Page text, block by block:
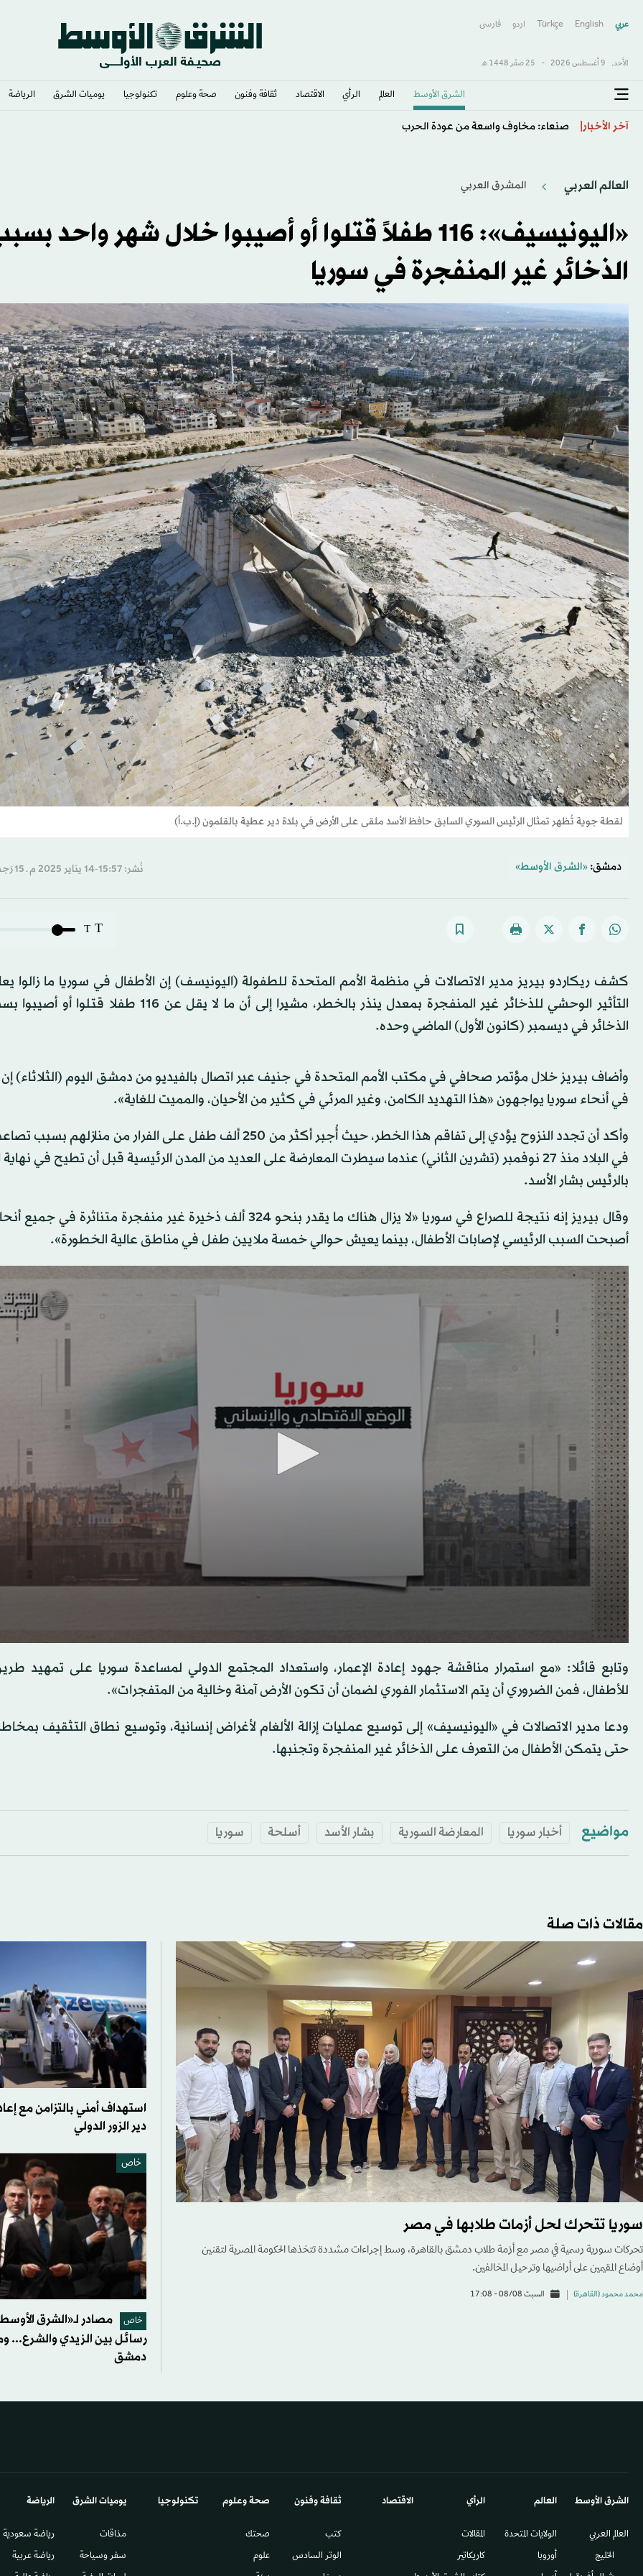
عربي English
Türkçe اردو فارسى
الأحد, 9 أغسطس 2026 - 25 صفَر 1448 هـ
الشرق الأوسط​ العالم الرأي الاقتصاد ثقافة وفنون صحة وعلوم تكنولوجيا يوميات الشرق​ الرياضة
آخر الأخبار قبرص لتصدير غاز حقل «كرونوس» لأوروبا عبر مصر في 2028
العالم العربي المشرق العربي
«اليونيسيف»: 116 طفلاً قتلوا أو أصيبوا خلال شهر واحد
الذخائر غير المنفجرة في سوريا
لقطة جوية تُظهر تمثال الرئيس السوري السابق حافظ الأسد ملقى على الأرض في بلدة دير عطية بالقلمون (إ.ب.أ)
دمشق: «الشرق الأوسط» نُشر: 15:57-14 يناير 2025 م ـ 15 رَجب 1446 هـ
T
T
كشف ريكاردو بيريز مدير الاتصالات في منظمة الأمم المتحدة للطفولة (اليونيسف) إن الأطفال في سوريا ما زالوا
التأثير الوحشي للذخائر غير المنفجرة بمعدل ينذر بالخطر، مشيرا إلى أن ما لا يقل عن 116
الذخائر في ديسمبر (كانون الأول) الماضي وحده.
وأضاف بيريز خلال مؤتمر صحافي في مكتب الأمم المتحدة في جنيف عبر اتصال بالفيديو من دمشق اليوم (الثلاثاء) إن
في أنحاء سوريا يواجهون «هذا التهديد الكامن، وغير المرئي في كثير من الأحيان، والمميت للغاية».
وأكد أن تجدد النزوح يؤدي إلى تفاقم هذا الخطر، حيث أُجبر أكثر من 250 ألف طفل على الفرار من
في البلاد منذ 27 نوفمبر (تشرين الثاني) عندما سيطرت المعارضة على العديد من المدن الرئيسية قبل أن تطيح في
بالرئيس بشار الأسد.
وقال بيريز إنه نتيجة للصراع في سوريا «لا يزال هناك ما يقدر بنحو 324 ألف ذخيرة غير منفجرة متناثرة في
أصبحت السبب الرئيسي لإصابات الأطفال، بينما يعيش حوالي خمسة ملايين طفل في مناطق عالية الخطورة».
وتابع قائلا: «مع استمرار مناقشة جهود إعادة الإعمار، واستعداد المجتمع الدولي لمساعدة سوريا على تمهيد
للأطفال، فمن الضروري أن يتم الاستثمار الفوري لضمان أن تكون الأرض آمنة وخالية من المتفجرات».
ودعا مدير الاتصالات في «اليونيسيف» إلى توسيع عمليات إزالة الألغام لأغراض إنسانية، وتوسيع نطاق التثقيف بمخاطر
حتى يتمكن الأطفال من التعرف على الذخائر غير المنفجرة وتجنبها.
مواضيع أخبار سوريا المعارضة السورية بشار الأسد أسلحة سوريا
مقالات ذات صلة
سوريا تتحرك لحل أزمات طلابها في مصر
تحركات سورية رسمية في مصر مع أزمة طلاب دمشق بالقاهرة، وسط إجراءات مشددة تتخذها الحكومة المصرية لتقنين
أوضاع المقيمين على أراضيها وترحيل المخالفين.
محمد محمود (القاهرة) السبت 08/08 - 17:08
استهداف أمني بالتزامن مع
دير الزور الدولي
خاص
خاص
مصادر لـ«الشرق
رسائل بين الزيدي والشرع...
دمشق
الشرق الأوسط​
العالم العربي
الخليج
العالم
الولايات المتحدة
أوروبا
الرأي
المقالات
كاريكاتير
الاقتصاد ثقافة وفنون
كتب
الوتر السادس​
صحة وعلوم
صحتك
علوم
تكنولوجيا يوميات الشرق​
مذاقات
سفر وسياحة
الرياضة
رياضة سعودية
رياضة عربية